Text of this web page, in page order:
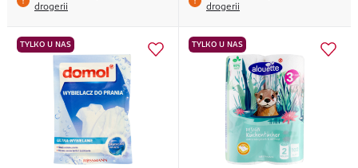
drogerii
drogerii
TYLKO U NAS TYLKO U NAS